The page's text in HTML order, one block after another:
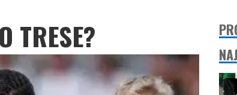
TRESE?